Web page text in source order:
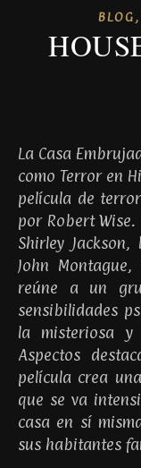
BLOG,
La Casa Embrujada de Hill House, también conocida
como Terror en
película de
por Robert
Shirley
John
reúne a un
sensibilidades
la misteriosa y
Aspectos
película crea
que se va
casa en sí
sus habitantes